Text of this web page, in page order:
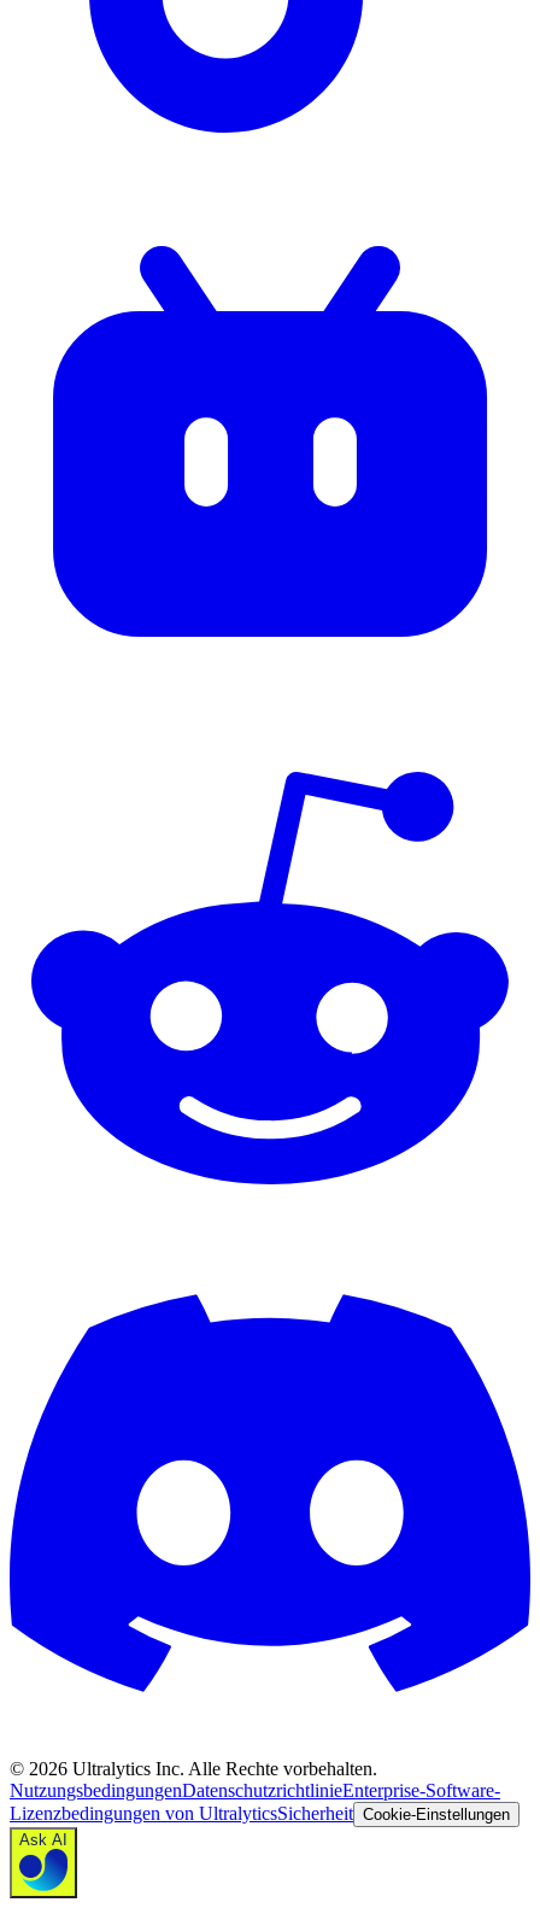
© 2026 Ultralytics Inc. Alle Rechte vorbehalten.
NutzungsbedingungenDatenschutzrichtlinieEnterprise-Software-
Lizenzbedingungen von UltralyticsSicherheit Cookie-Einstellungen
Ask AI